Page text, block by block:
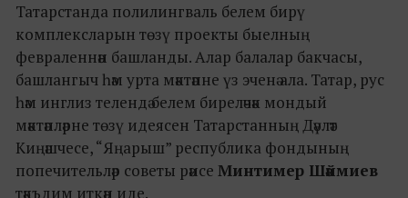
Татарстанда полилингваль белем бирү
комплексларын төзү проекты быелның
февраленнән башланды. Алар балалар бакчасы,
башлангыч һәм урта мәктәпне үз эченә ала. Татар, рус
һәм инглиз телендә белем биреләчәк мондый
мәктәпләрне төзү идеясен Татарстанның Дәүләт
Киңәшчесе, “Яңарыш” республика фондының
попечительләр советы рәисе Минтимер Шәймиев
тәкъдим иткән иде.